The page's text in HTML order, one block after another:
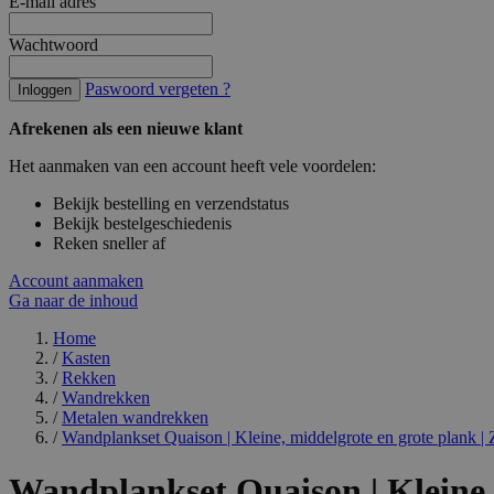
Wachtwoord
Inloggen Paswoord vergeten ?
Afrekenen als een nieuwe klant
Het aanmaken van een account heeft vele voordelen:
Bekijk bestelling en verzendstatus
Bekijk bestelgeschiedenis
Reken sneller af
Account aanmaken
Ga naar de inhoud
Home
/ Kasten
/ Rekken
/ Wandrekken
/ Metalen wandrekken
/ Wandplankset Quaison | Kleine, middelgrote en grote plank |